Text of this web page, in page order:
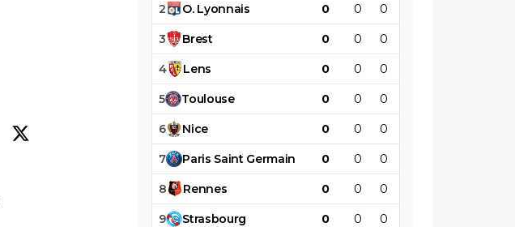
2 O. Lyonnais 0 0 0
3 Brest 0 0 0
4 Lens 0 0 0
5 Toulouse 0 0 0
6 Nice 0 0 0
7 Paris Saint Germain 0 0 0
8 Rennes 0 0 0
9 Strasbourg 0 0 0